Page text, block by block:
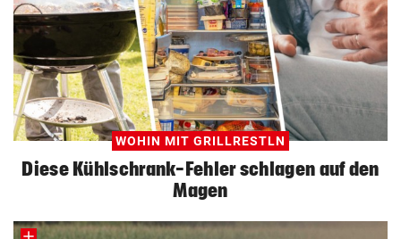
WOHIN MIT GRILLRESTLN
Diese Kühlschrank-Fehler schlagen auf den
Magen